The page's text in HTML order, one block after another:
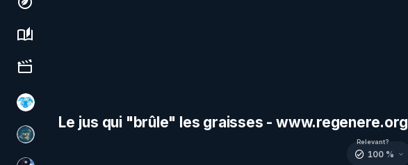
Economy, environment & technology
Science, history & spirituality
Culture, media & entertainment
A.D.N.M
Réinformation sur le monde
Le jus qui "brûle" les graisses - www.regenere.org
Relevant?
100 %